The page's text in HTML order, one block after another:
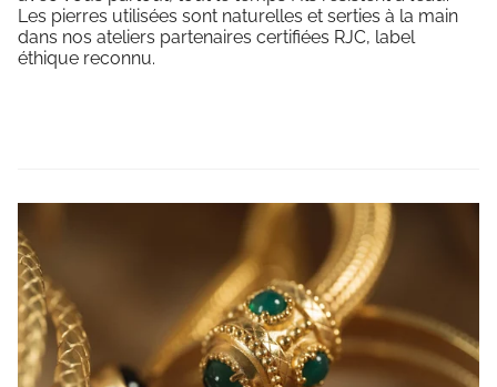
Les pierres utilisées sont naturelles et serties à la main
dans nos ateliers partenaires certifiées RJC, label
éthique reconnu.